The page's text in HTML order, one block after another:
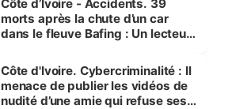
Côte d’Ivoire - Accidents. 39
morts après la chute d’un car
dans le fleuve Bafing : Un lecteur
des Transports
Côte d'Ivoire. Cybercriminalité : Il
menace de publier les vidéos de
nudité d’une amie qui refuse ses